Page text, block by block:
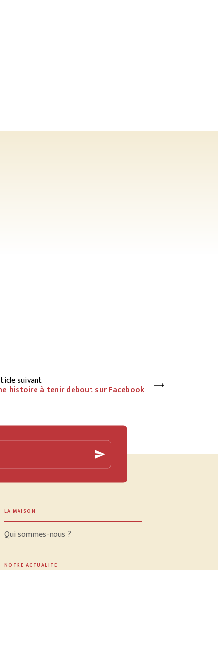
suivant
histoire à tenir debout sur Facebook
send
LA MAISON
Qui sommes-nous ?
NOTRE ACTUALITÉ